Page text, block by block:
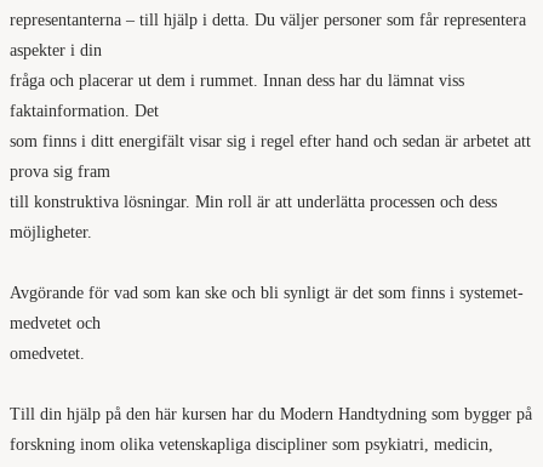
representanterna – till hjälp i detta. Du väljer personer som får representera
aspekter i din
fråga och placerar ut dem i rummet. Innan dess har du lämnat viss
faktainformation. Det
som finns i ditt energifält visar sig i regel efter hand och sedan är arbetet att
prova sig fram
till konstruktiva lösningar. Min roll är att underlätta processen och dess
möjligheter.
Avgörande för vad som kan ske och bli synligt är det som finns i systemet-
medvetet och
omedvetet.
Till din hjälp på den här kursen har du Modern Handtydning som bygger på
forskning inom olika vetenskapliga discipliner som psykiatri, medicin,